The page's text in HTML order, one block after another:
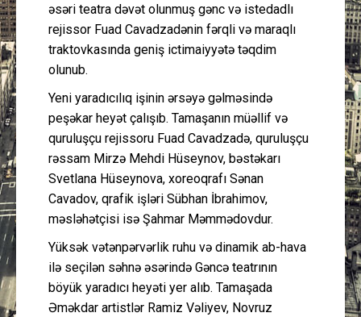
əsəri teatra dəvət olunmuş gənc və istedadlı
rejissor Fuad Cavadzadənin fərqli və maraqlı
traktovkasında geniş ictimaiyyətə təqdim
olunub.
Yeni yaradıcılıq işinin ərsəyə gəlməsində
peşəkar heyət çalışıb. Tamaşanın müəllif və
quruluşçu rejissoru Fuad Cavadzadə, quruluşçu
rəssam Mirzə Mehdi Hüseynov, bəstəkarı
Svetlana Hüseynova, xoreoqrafı Sənan
Cavadov, qrafik işləri Sübhan İbrahimov,
məsləhətçisi isə Şahmar Məmmədovdur.
Yüksək vətənpərvərlik ruhu və dinamik ab-hava
ilə seçilən səhnə əsərində Gəncə teatrının
böyük yaradıcı heyəti yer alıb. Tamaşada
Əməkdar artistlər Ramiz Vəliyev, Novruz